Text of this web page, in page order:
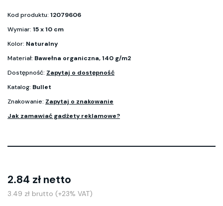
Kod produktu: 12079606
Wymiar: 15 x 10 cm
Kolor: Naturalny
Materiał: Bawełna organiczna, 140 g/m2
Dostępność: Zapytaj o dostępność
Katalog: Bullet
Znakowanie: Zapytaj o znakowanie
Jak zamawiać gadżety reklamowe?
2.84 zł netto
3.49 zł brutto (+23% VAT)